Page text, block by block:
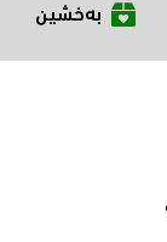
بەخشین